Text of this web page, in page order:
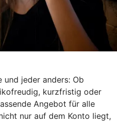
und jeder anders: Ob
kurzfristig oder
Angebot für alle
nur auf dem Konto liegt,